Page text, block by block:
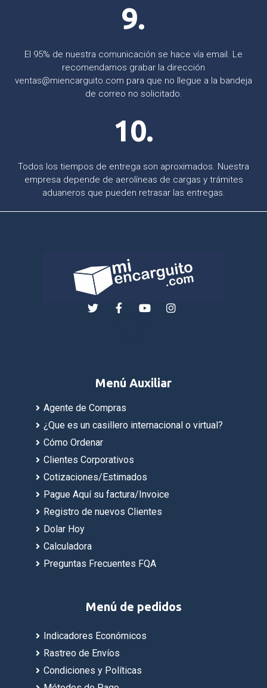
9.
El 95% de nuestra comunicación se hace vía email. Le
recomendamos grabar la dirección
ventas@miencarguito.com para que no llegue a la bandeja
de correo no solicitado.
10.
Todos los tiempos de entrega son aproximados. Nuestra
empresa depende de aerolíneas de cargas y trámites
aduaneros que pueden retrasar las entregas.
Menú Auxiliar
Agente de Compras
¿Que es un casillero internacional o virtual?
Cómo Ordenar
Clientes Corporativos
Cotizaciones/Estimados
Pague Aquí su factura/Invoice
Registro de nuevos Clientes
Dolar Hoy
Calculadora
Preguntas Frecuentes FQA
Menú de pedidos
Indicadores Económicos
Rastreo de Envíos
Condiciones y Políticas